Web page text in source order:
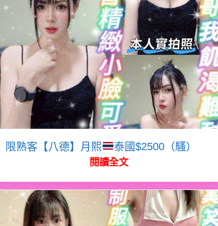
限熟客【八德】月熙 泰國$2500（騷）
閱讀全文